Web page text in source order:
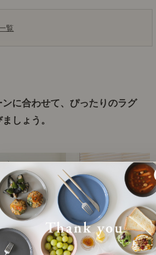
覧
に合わせて、ぴったりのラグ
しょう。